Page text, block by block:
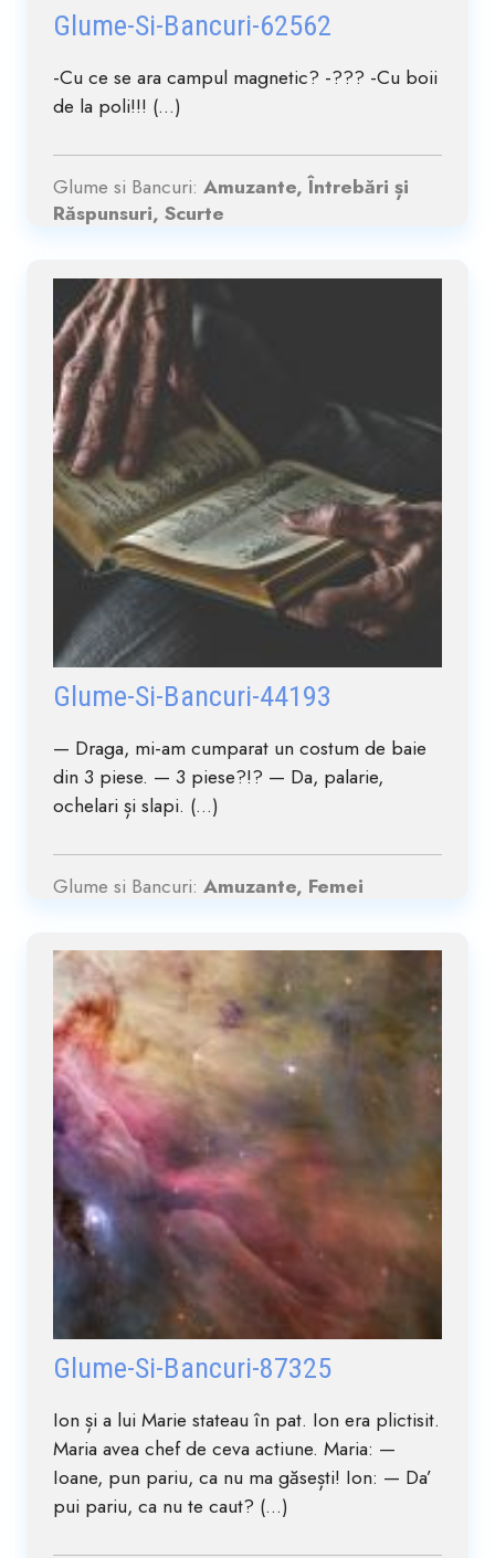
Glume-Si-Bancuri-62562
-Cu ce se ara campul magnetic? -??? -Cu boii
de la poli!!! (...)
Glume si Bancuri: Amuzante, Întrebări și
Răspunsuri, Scurte
Glume-Si-Bancuri-44193
— Draga, mi-am cumparat un costum de baie
din 3 piese. — 3 piese?!? — Da, palarie,
ochelari și slapi. (...)
Glume si Bancuri: Amuzante, Femei
Glume-Si-Bancuri-87325
Ion și a lui Marie stateau în pat. Ion era plictisit.
Maria avea chef de ceva actiune. Maria: —
Ioane, pun pariu, ca nu ma găsești! Ion: — Da’
pui pariu, ca nu te caut? (...)